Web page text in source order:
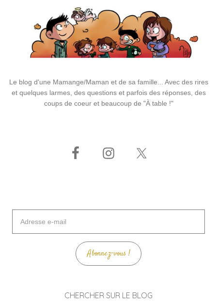
Le blog d'une Mamange/Maman et de sa famille... Avec des rires
et quelques larmes, des questions et parfois des réponses, des
coups de coeur et beaucoup de "À table !"
mail
Abonnez-vous !
CHERCHER SUR LE BLOG